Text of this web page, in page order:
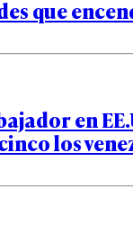
que
en
los